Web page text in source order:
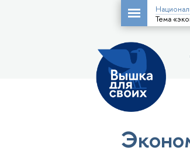
Тема